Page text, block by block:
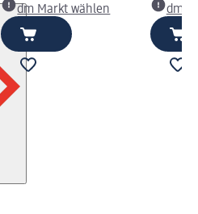
dm Markt wählen
dm